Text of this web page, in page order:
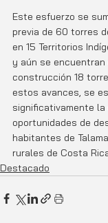
Este esfuerzo se
previa de 60 torres
en 15 Territorios
y aún se encuentran
construcción 18
estos avances, se
significativamente
oportunidades de
habitantes de
rurales de Costa
Destacado